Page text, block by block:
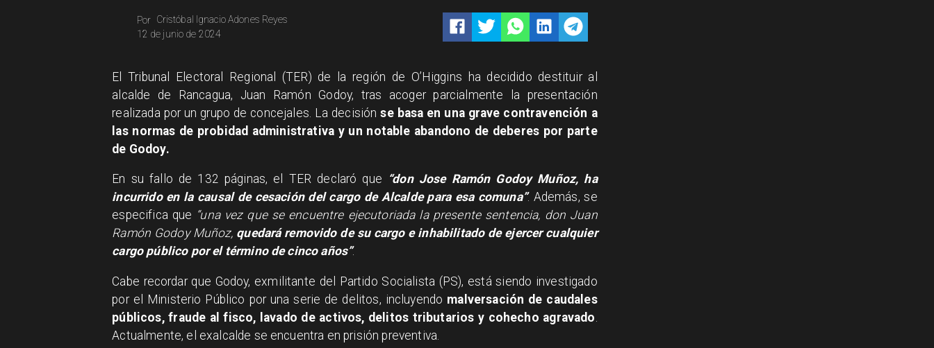
Cristóbal Ignacio Adones Reyes
Por
12 de junio de 2024
El Tribunal Electoral Regional (TER) de la región de O’Higgins ha decidido destituir al
alcalde de Rancagua, Juan Ramón Godoy, tras acoger parcialmente la presentación
realizada por un grupo de concejales. La decisiónse basa en una grave contravención a
las normas de probidad administrativa y un notable abandono de deberes por parte
de Godoy.
En su fallo de 132 páginas, el TER declaró que “don Jose Ramón Godoy Muñoz, ha
incurrido en la causal de cesación del cargo de Alcalde para esa comuna”. Además, se
especifica que “una vez que se encuentre ejecutoriada la presente sentencia, don Juan
Ramón Godoy Muñoz, quedará removido de su cargo e inhabilitado de ejercer cualquier
cargo público por el término de cinco años”.
Cabe recordar que Godoy, exmilitante del Partido Socialista (PS), está siendo investigado
por el Ministerio Público por una serie de delitos, incluyendo malversación de caudales
públicos, fraude al fisco, lavado de activos, delitos tributarios y cohecho agravado
Actualmente, el exalcalde se encuentra en prisión preventiva.